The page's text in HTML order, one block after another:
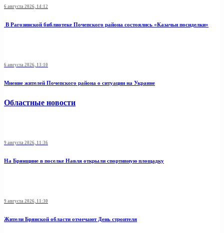
6 августа 2026, 14:12
В Рагозинской библиотеке Почепского района состоялись «Казачьи посиделки»
6 августа 2026, 13:10
Мнение жителей Почепского района о ситуации на Украине
Областные новости
9 августа 2026, 11:36
На Брянщине в поселке Навля открыли спортивную площадку
9 августа 2026, 11:30
Жители Брянской области отмечают День строителя